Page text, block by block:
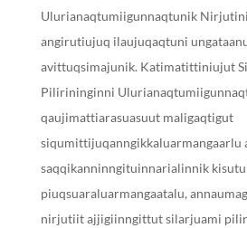
Ulurianaqtumiigunnaqtunik
angirutiujuq ilaujuqaqtuni
avittuqsimajunik. Katimatittiniujut
Pilirininginni
qaujimattiarasuasuut maligaqtigut
saqqikanninngituinnarialinnik
piuqsuaraluarmangaatalu,
nirjutiit ajjigiinngittut silarjuami